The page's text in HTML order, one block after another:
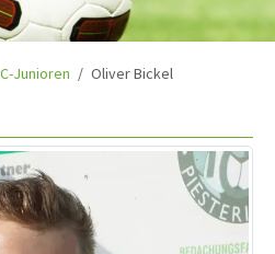
C-Junioren Oliver Bickel